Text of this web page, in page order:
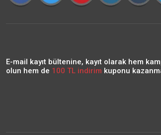
E-mail kayıt bültenine, kayıt olarak hem
olun hem de 100 TL indirim kuponu